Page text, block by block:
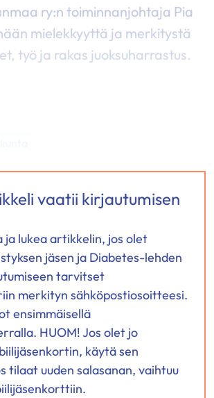
ry:n toiminnanjohtaja Pia
mielekkyyttä ja merkitystä
työ ja rakas juoksuharrastus.
vaatii kirjautumisen
ja lukea artikkelin, jos olet
jäsen ja Diabetes-lehden
tarvitset
merkityn sähköpostiosoitteesi.
ensimmäisellä
HUOM! Jos olet jo
käytä sen
tilaat uuden salasanan, vaihtuu